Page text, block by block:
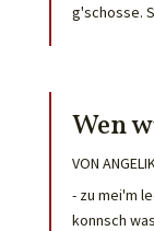
g'schosse.
Wen
VON
- zu mei'm
konnsch